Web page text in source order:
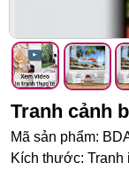
Tranh cảnh
Mã sản phẩm:
Kích thước: Tranh